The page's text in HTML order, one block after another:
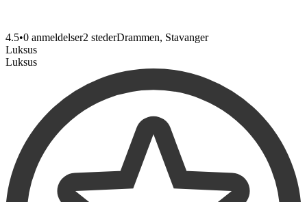
4.5•0 anmeldelser2 stederDrammen, Stavanger
Luksus
Luksus